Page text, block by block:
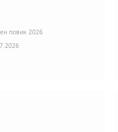
повик 2026